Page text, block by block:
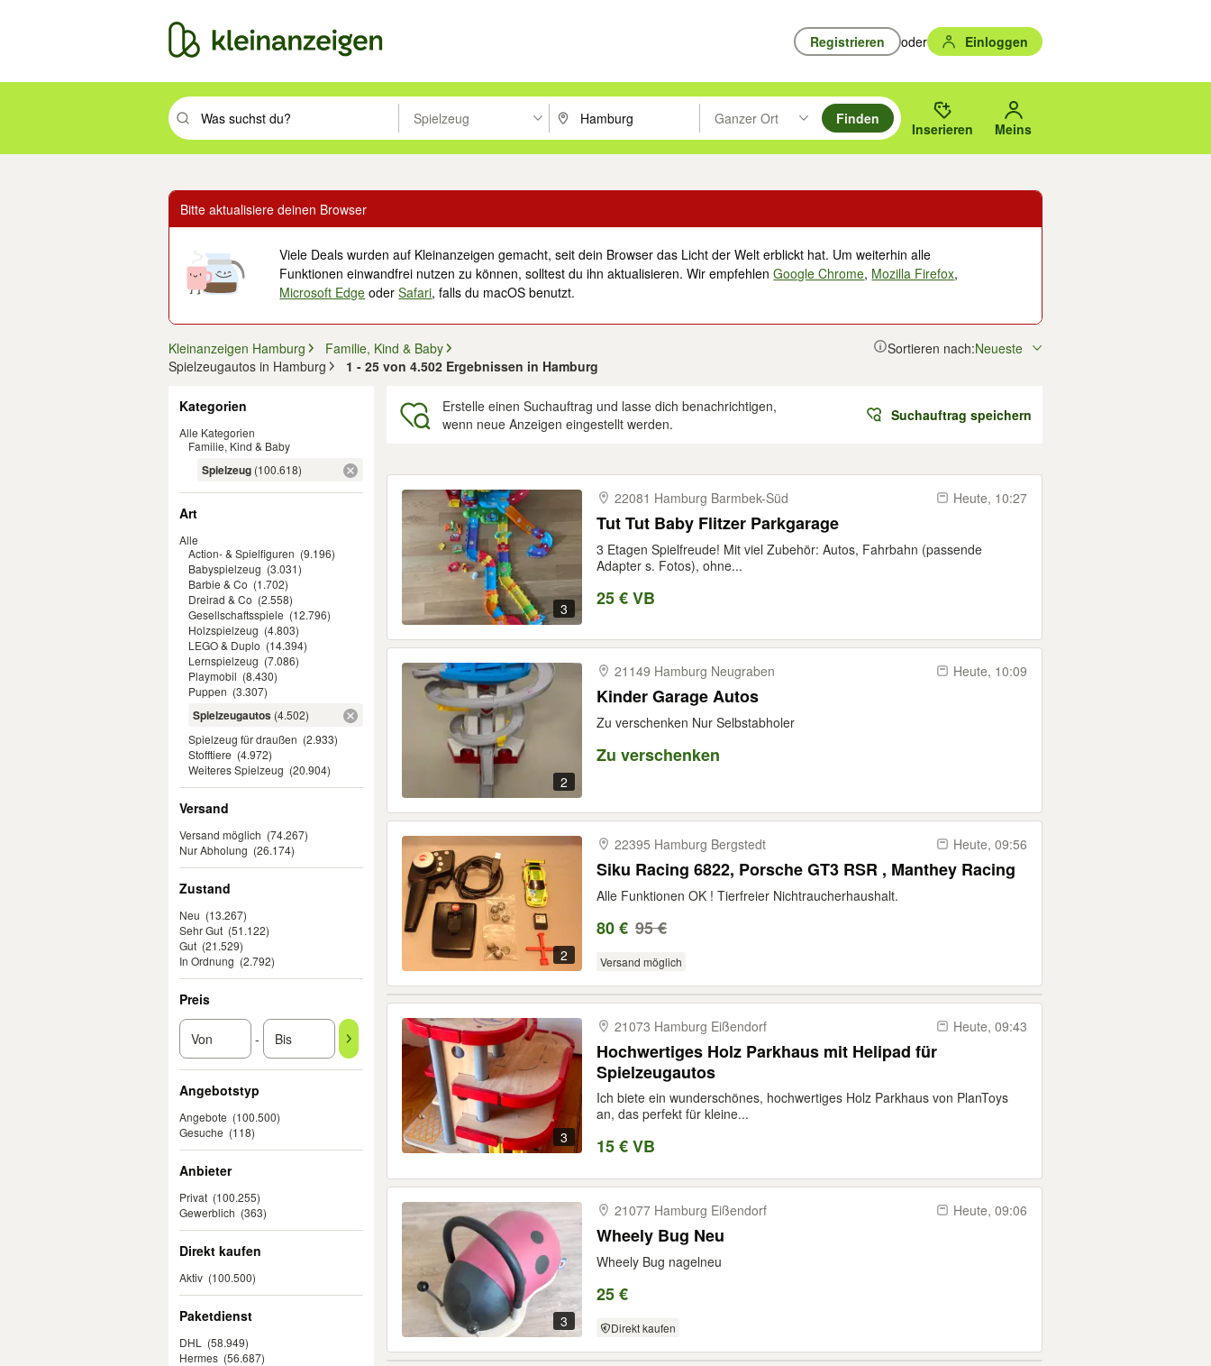
Registrieren oder Einloggen
Suchbegriff eingeben. Eingabetaste drücken um zu suchen, oder Vorschläge mit den Pfeiltasten nach oben/unten durchsuchen und mit Eingabetaste auswählen.
Spielzeug PLZ oder Ort eingeben. Eingabetaste drücken um zu suchen, oder Vorschläge mit den Pfeiltasten nach oben/
Ganzer Ort
Suche im Umkreis des gewählten Orts oder PLZ.
Finden
Inserieren Meins
Bitte aktualisiere deinen Browser
Viele Deals wurden auf Kleinanzeigen gemacht, seit dein Browser das Licht der Welt erblickt hat. Um weiterhin alle
Funktionen einwandfrei nutzen zu können, solltest du ihn aktualisieren. Wir empfehlenGoogle Chrome, Mozilla Firefox,
Microsoft Edge oderSafari, falls du macOS benutzt.
Kleinanzeigen Hamburg
Familie, Kind & Baby
Spielzeugautos in Hamburg
1 - 25 von 4.502 Ergebnissen in Hamburg
Sortieren nach:Neueste
Kategorien
Alle Kategorien
Familie, Kind & Baby
Spielzeug (100.618)
Art
Alle
Action- & Spielfiguren (9.196)
Babyspielzeug (3.031)
Barbie & Co (1.702)
Dreirad & Co (2.558)
Gesellschaftsspiele (12.796)
Holzspielzeug (4.803)
LEGO & Duplo (14.394)
Lernspielzeug (7.086)
Playmobil (8.430)
Puppen (3.307)
Spielzeugautos (4.502)
Spielzeug für draußen (2.933)
Stofftiere (4.972)
Weiteres Spielzeug (20.904)
Versand
Versand möglich (74.267)
Nur Abholung (26.174)
Zustand
Neu (13.267)
Sehr Gut (51.122)
Gut (21.529)
In Ordnung (2.792)
Preis
-
Angebotstyp
Angebote (100.500)
Gesuche (118)
Anbieter
Privat (100.255)
Gewerblich (363)
Direkt kaufen
Aktiv (100.500)
Paketdienst
DHL
(58.949)
Hermes (56.687)
Erstelle einen Suchauftrag und lasse dich benachrichtigen,
wenn neue Anzeigen eingestellt werden.
Suchauftrag speichern
3
22081 Hamburg Barmbek-​Süd Heute, 10:27
Tut Tut Baby Flitzer Parkgarage
3 Etagen Spielfreude! Mit viel Zubehör: Autos, Fahrbahn (passende
Adapter s. Fotos), ohne...
25 € VB
2
21149 Hamburg Neugraben Heute, 10:09
Kinder Garage Autos
Zu verschenken Nur Selbstabholer
Zu verschenken
2
22395 Hamburg Bergstedt Heute, 09:56
Siku Racing 6822, Porsche GT3 RSR , Manthey Racing
Alle Funktionen OK ! Tierfreier Nichtraucherhaushalt.
80 € 95 €
Versand möglich
3
21073 Hamburg Eißendorf Heute, 09:43
Hochwertiges Holz Parkhaus mit Helipad für
Spielzeugautos
Ich biete ein wunderschönes, hochwertiges Holz Parkhaus von PlanToys
an, das perfekt für kleine...
15 € VB
3
21077 Hamburg Eißendorf Heute, 09:06
Wheely Bug Neu
Wheely Bug nagelneu
25 €
Direkt kaufen